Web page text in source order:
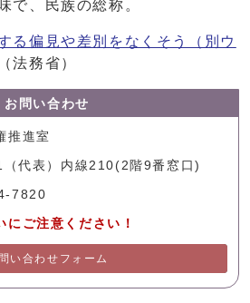
で、民族の総称。
る偏見や差別をなくそう
（別ウ
（法務省）
お問い合わせ
推進室
代表）内線210(2階9番窓口)
7820
にご注意ください！
い合わせフォーム